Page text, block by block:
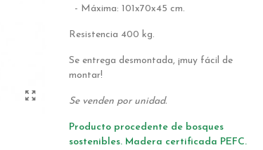
- Máxima: 101x70x45 cm.
Resistencia 400 kg.
Se entrega desmontada, ¡muy fácil de
montar!
Se venden por unidad.
Producto procedente de bosques
sostenibles. Madera certificada PEFC.